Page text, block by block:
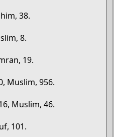
38.
8.
19.
Muslim, 956.
Muslim, 46.
101.